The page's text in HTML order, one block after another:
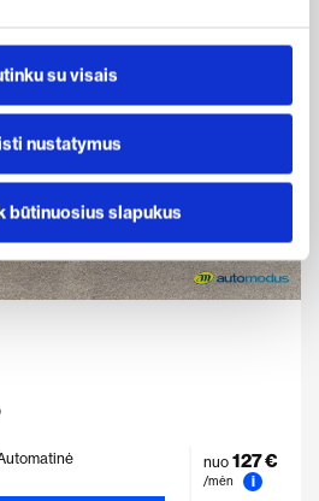
su visais
nustatymus
būtinuosius slapukus
nuo 127 €
/mėn
i